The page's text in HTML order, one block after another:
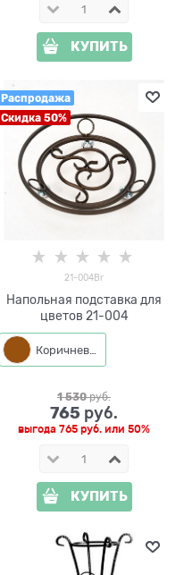
КУПИТЬ
Распродажа
Скидка 50%
21-004Br
Напольная подставка для
цветов 21-004
1 530 руб.
765 руб.
выгода 765 руб. или 50%
КУПИТЬ